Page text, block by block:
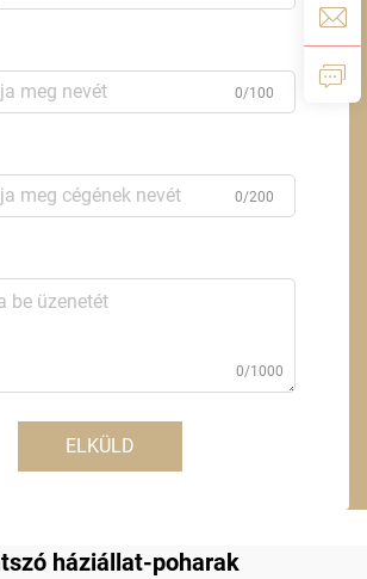
0/100
0/200
0/1000
ELKÜLD
háziállat-poharak